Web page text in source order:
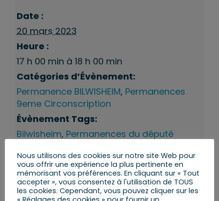
Date :
20 mars 2023
Heure :
17 h 00 min à 18 h 00 min
Catégories d’Évènement:
Permanence BILWISHEIM, Permanences
9eme Circonscription
Évènement Tags:
Bilwisheim, Permanences du député
Nous utilisons des cookies sur notre site Web pour
vous offrir une expérience la plus pertinente en
mémorisant vos préférences. En cliquant sur « Tout
accepter », vous consentez à l'utilisation de TOUS
les cookies. Cependant, vous pouvez cliquer sur les